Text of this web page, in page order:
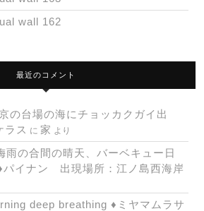
wall 162
最近のコメント
の台場の海にチョッカクガイ出
ス に 家 より
の合間の晴天、バーベキュー日
イナン 出現場所：江ノ島西海岸
deep breathing ♦ミヤマムラサ